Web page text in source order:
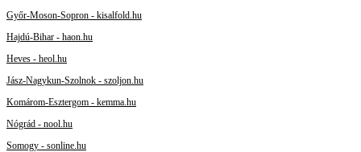
Győr-Moson-Sopron - kisalfold.hu
Hajdú-Bihar - haon.hu
Heves - heol.hu
Jász-Nagykun-Szolnok - szoljon.hu
Komárom-Esztergom - kemma.hu
Nógrád - nool.hu
Somogy - sonline.hu